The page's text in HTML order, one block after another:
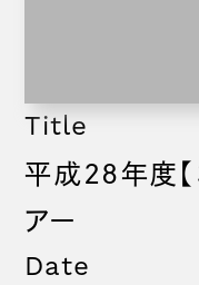
Title
平成28年度【
アー
Date